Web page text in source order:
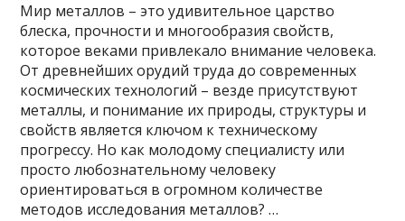
Мир металлов – это удивительное царство
блеска, прочности и многообразия свойств,
которое веками привлекало внимание человека.
От древнейших орудий труда до современных
космических технологий – везде присутствуют
металлы, и понимание их природы, структуры и
свойств является ключом к техническому
прогрессу. Но как молодому специалисту или
просто любознательному человеку
ориентироваться в огромном количестве
методов исследования металлов? …